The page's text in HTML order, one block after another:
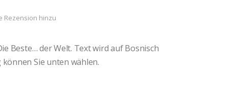
Rezension hinzu
Beste… der Welt. Text wird auf Bosnisch
Sie unten wählen.